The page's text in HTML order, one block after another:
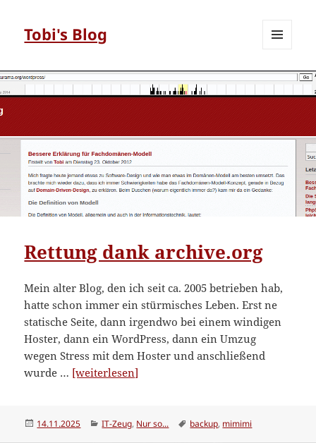
Tobi's Blog
WIDGETS
Rettung dank archive.org
Mein alter Blog, den ich seit ca. 2005 betrieben hab,
hatte schon immer ein stürmisches Leben. Erst ne
statische Seite, dann irgendwo bei einem windigen
Hoster, dann ein WordPress, dann ein Umzug
wegen Stress mit dem Hoster und anschließend
wurde … [weiterlesen]
Veröffentlicht
14.11.2025 Kategorien
IT-Zeug, Nur so... Schlagwörter
backup, mimimi